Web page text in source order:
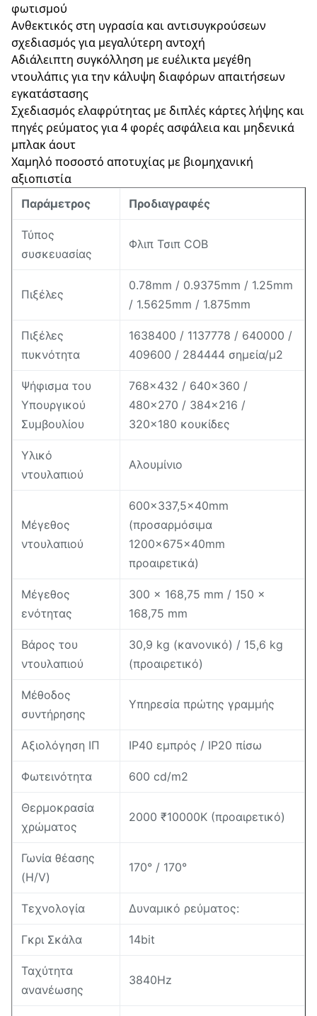
φωτισμού
Ανθεκτικός στη υγρασία και αντισυγκρούσεων
σχεδιασμός για μεγαλύτερη αντοχή
Αδιάλειπτη συγκόλληση με ευέλικτα μεγέθη
ντουλάπις για την κάλυψη διαφόρων απαιτήσεων
εγκατάστασης
Σχεδιασμός ελαφρύτητας με διπλές κάρτες λήψης και
πηγές ρεύματος για 4 φορές ασφάλεια και μηδενικά
μπλακ άουτ
Χαμηλό ποσοστό αποτυχίας με βιομηχανική
αξιοπιστία
Παράμετρος Προδιαγραφές
Τύπος
συσκευασίας
Φλιπ Τσιπ COB
Πιξέλες
0.78mm / 0.9375mm / 1.25mm
/ 1.5625mm / 1.875mm
Πιξέλες
πυκνότητα
1638400 / 1137778 / 640000 /
409600 / 284444 σημεία/μ2
Ψήφισμα του
Υπουργικού
Συμβουλίου
768×432 / 640×360 /
480×270 / 384×216 /
320×180 κουκίδες
Υλικό
ντουλαπιού
Αλουμίνιο
Μέγεθος
ντουλαπιού
600×337,5×40mm
(προσαρμόσιμα
1200×675×40mm
προαιρετικά)
Μέγεθος
ενότητας
300 × 168,75 mm / 150 ×
168,75 mm
Βάρος του
ντουλαπιού
30,9 kg (κανονικό) / 15,6 kg
(προαιρετικό)
Μέθοδος
συντήρησης
Υπηρεσία πρώτης γραμμής
Αξιολόγηση ΙΠ IP40 εμπρός / IP20 πίσω
Φωτεινότητα 600 cd/m2
Θερμοκρασία
χρώματος
2000 ₹10000K (προαιρετικό)
Γωνία θέασης
(H/V)
170° / 170°
Τεχνολογία Δυναμικό ρεύματος:
Γκρι Σκάλα 14bit
Ταχύτητα
ανανέωσης
3840Hz